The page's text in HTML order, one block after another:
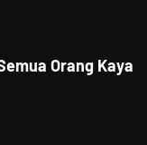
Orang Kaya